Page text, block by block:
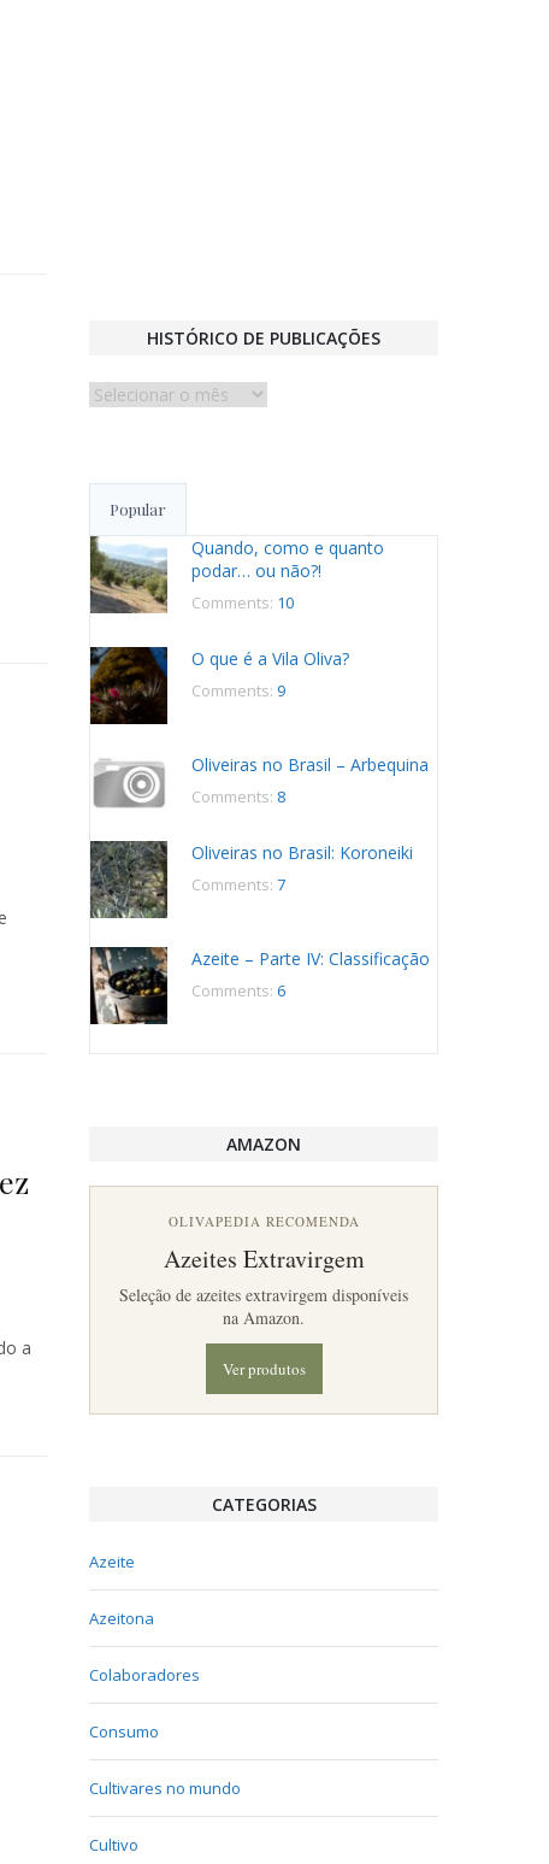
a
HISTÓRICO DE PUBLICAÇÕES
Histórico
Popular
Quando, como e quanto
podar… ou não?!
Comments: 10
O que é a Vila Oliva?
Comments: 9
Oliveiras no Brasil – Arbequina
Comments: 8
Oliveiras no Brasil: Koroneiki
Comments: 7
Azeite – Parte IV: Classificação
Comments: 6
AMAZON
OLIVAPEDIA RECOMENDA
Azeites Extravirgem
Seleção de azeites extravirgem disponíveis
na Amazon.
Ver produtos
CATEGORIAS
Azeite
Azeitona
Colaboradores
Consumo
Cultivares no mundo
Cultivo